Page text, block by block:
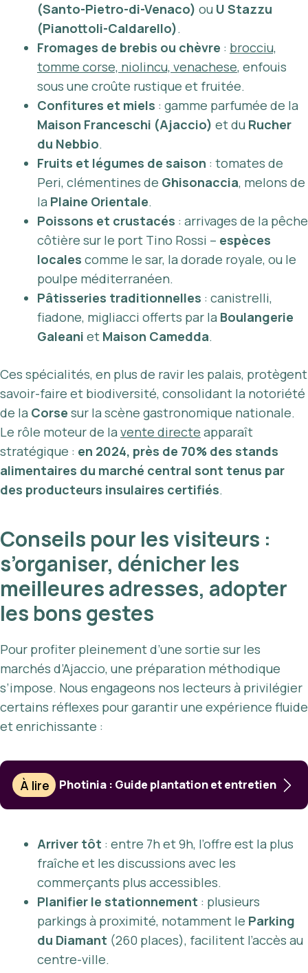
(Santo-Pietro-di-Venaco) ou U Stazzu
(Pianottoli-Caldarello).
Fromages de brebis ou chèvre : brocciu,
tomme corse, niolincu, venachese, enfouis
sous une croûte rustique et fruitée.
Confitures et miels : gamme parfumée de la
Maison Franceschi (Ajaccio) et du Rucher
du Nebbio.
Fruits et légumes de saison : tomates de
Peri, clémentines de Ghisonaccia, melons de
la Plaine Orientale.
Poissons et crustacés : arrivages de la pêche
côtière sur le port Tino Rossi – espèces
locales comme le sar, la dorade royale, ou le
poulpe méditerranéen.
Pâtisseries traditionnelles : canistrelli,
fiadone, migliacci offerts par la Boulangerie
Galeani et Maison Camedda.
Ces spécialités, en plus de ravir les palais, protègent
savoir-faire et biodiversité, consolidant la notoriété
de la Corse sur la scène gastronomique nationale.
Le rôle moteur de la vente directe apparaît
stratégique : en 2024, près de 70% des stands
alimentaires du marché central sont tenus par
des producteurs insulaires certifiés.
Conseils pour les visiteurs :
s’organiser, dénicher les
meilleures adresses, adopter
les bons gestes
Pour profiter pleinement d’une sortie sur les
marchés d’Ajaccio, une préparation méthodique
s’impose. Nous engageons nos lecteurs à privilégier
certains réflexes pour garantir une expérience fluide
et enrichissante :
À lire Photinia : Guide plantation et entretien
Arriver tôt : entre 7h et 9h, l’offre est la plus
fraîche et les discussions avec les
commerçants plus accessibles.
Planifier le stationnement : plusieurs
parkings à proximité, notamment le Parking
du Diamant (260 places), facilitent l’accès au
centre-ville.